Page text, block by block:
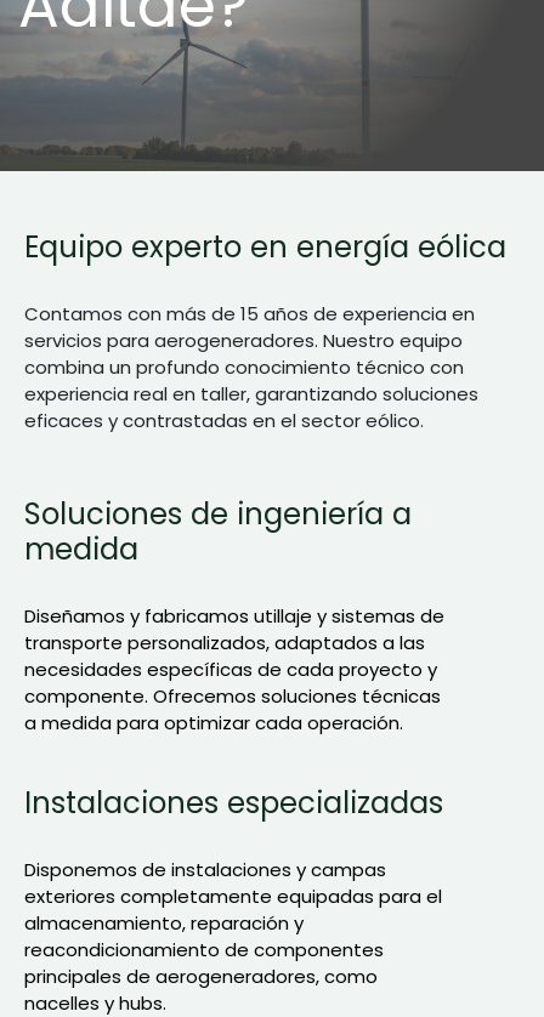
Equipo experto en energía eólica
Contamos con más de 15 años de experiencia en
servicios para aerogeneradores. Nuestro equipo
combina un profundo conocimiento técnico con
experiencia real en taller, garantizando soluciones
eficaces y contrastadas en el sector eólico.
Soluciones de ingeniería a
medida
Diseñamos y fabricamos utillaje y sistemas de
transporte personalizados, adaptados a las
necesidades específicas de cada proyecto y
componente. Ofrecemos soluciones técnicas
a medida para optimizar cada operación.
Instalaciones especializadas
Disponemos de instalaciones y campas
exteriores completamente equipadas para el
almacenamiento, reparación y
reacondicionamiento de componentes
principales de aerogeneradores, como
nacelles y hubs.